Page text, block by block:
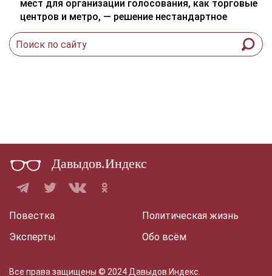
мест для организации голосования, как торговые
центров и метро, — решение нестандартное
Давыдов.Индекс
Повестка
Эксперты
Политическая жизнь
Обо всём
Все права защищены © 2024 Давыдов.Индекс.